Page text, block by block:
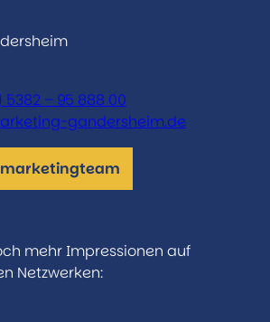
5382 – 95 888 00
gandersheim.de
mehr Impressionen auf
Netzwerken: